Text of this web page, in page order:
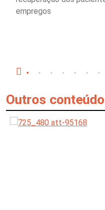
empregos
Outros